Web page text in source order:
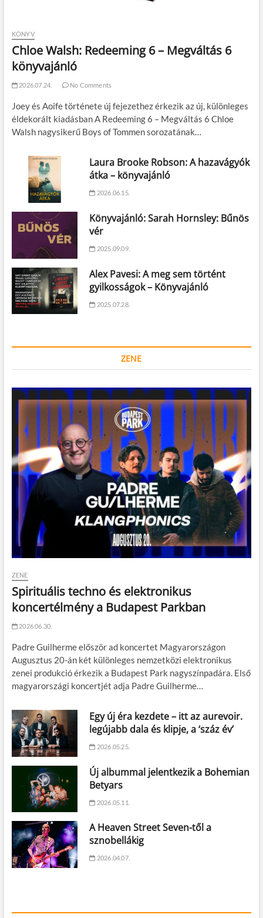
KÖNYV
Chloe Walsh: Redeeming 6 – Megváltás 6
könyvajánló
2026.07.24. No Comments
Joey és Aoife története új fejezethez érkezik az új, különleges
éldekorált kiadásban A Redeeming 6 – Megváltás 6 Chloe
Walsh nagysikerű Boys of Tommen sorozatának…
Laura Brooke Robson: A hazavágyók
átka – könyvajánló
2026.06.15.
Könyvajánló: Sarah Hornsley: Bűnös
vér
2025.09.09.
Alex Pavesi: A meg sem történt
gyilkosságok – Könyvajánló
2025.07.28.
ZENE
ZENE
Spirituális techno és elektronikus
koncertélmény a Budapest Parkban
2026.06.30.
Padre Guilherme először ad koncertet Magyarországon
Augusztus 20-án két különleges nemzetközi elektronikus
zenei produkció érkezik a Budapest Park nagyszínpadára. Első
magyarországi koncertjét adja Padre Guilherme…
Egy új éra kezdete – itt az aurevoir.
legújabb dala és klipje, a ‘száz év’
2026.05.25.
Új albummal jelentkezik a Bohemian
Betyars
2026.05.11.
A Heaven Street Seven-től a
sznobellákig
2026.04.07.